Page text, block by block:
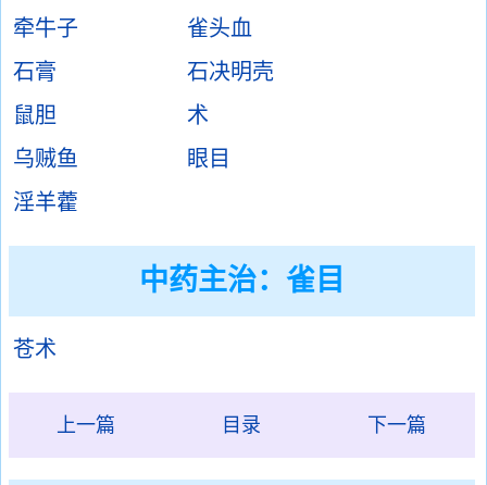
牵牛子
雀头血
石膏
石决明壳
鼠胆
术
乌贼鱼
眼目
淫羊藿
中药主治：雀目
苍术
上一篇 目录 下一篇